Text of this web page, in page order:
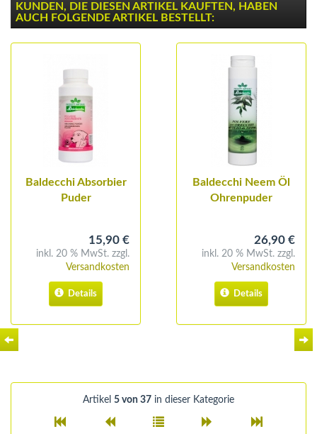
KUNDEN, DIE DIESEN ARTIKEL KAUFTEN, HABEN
AUCH FOLGENDE ARTIKEL BESTELLT:
Baldecchi Absorbier
Puder
15,90 €
inkl. 20 % MwSt. zzgl.
Versandkosten
Details
Baldecchi Neem Öl
Ohrenpuder
26,90 €
inkl. 20 % MwSt. zzgl.
Versandkosten
Details
Artikel 5 von 37 in dieser Kategorie